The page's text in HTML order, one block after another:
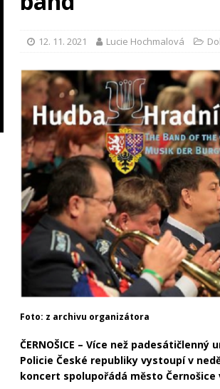
12. 11. 2021 Lucie Hochmalová
Foto: z archivu organizátora
ČERNOŠICE – Více než
Policie České republiky vystoupí v
koncert spolupořádá město Černošice